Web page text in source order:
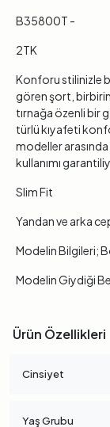
B35800T -
2TK
Konforu stilinizle
gören şort,
tırnağa özenli bir
türlü kıyafeti
modeller arasında
kullanımı
Slim Fit
Yandan ve arka
Modelin Bilgileri;
Modelin Giydiği
Ürün Özellikleri
Cinsiyet
Yaş Grubu